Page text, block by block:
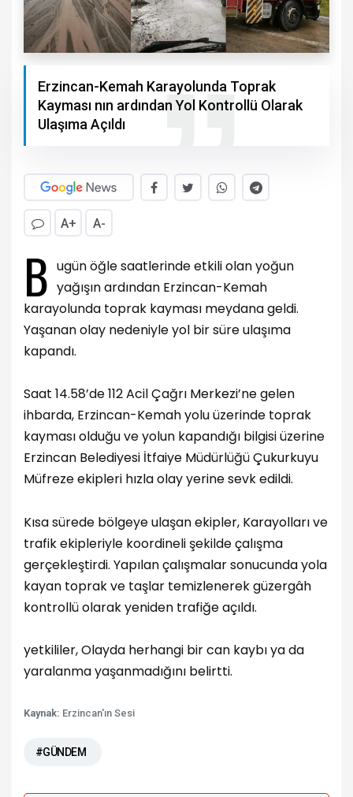
Erzincan-Kemah Karayolunda Toprak
Kayması nın ardından Yol Kontrollü Olarak
Ulaşıma Açıldı
A+ A-
B ugün öğle saatlerinde etkili olan yoğun
yağışın ardından Erzincan-Kemah
karayolunda toprak kayması meydana geldi.
Yaşanan olay nedeniyle yol bir süre ulaşıma
kapandı.
Saat 14.58’de 112 Acil Çağrı Merkezi’ne gelen
ihbarda, Erzincan-Kemah yolu üzerinde toprak
kayması olduğu ve yolun kapandığı bilgisi üzerine
Erzincan Belediyesi İtfaiye Müdürlüğü Çukurkuyu
Müfreze ekipleri hızla olay yerine sevk edildi.
Kısa sürede bölgeye ulaşan ekipler, Karayolları ve
trafik ekipleriyle koordineli şekilde çalışma
gerçekleştirdi. Yapılan çalışmalar sonucunda yola
kayan toprak ve taşlar temizlenerek güzergâh
kontrollü olarak yeniden trafiğe açıldı.
yetkililer, Olayda herhangi bir can kaybı ya da
yaralanma yaşanmadığını belirtti.
Kaynak: Erzincan'ın Sesi
#GÜNDEM